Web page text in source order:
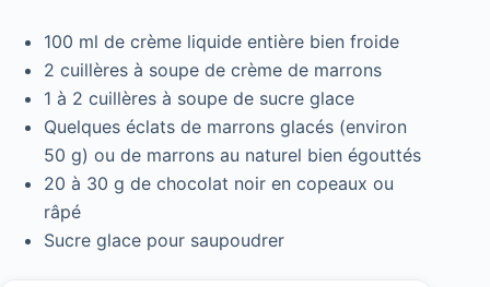
100 ml de crème liquide entière bien froide
2 cuillères à soupe de crème de marrons
1 à 2 cuillères à soupe de sucre glace
Quelques éclats de marrons glacés (environ
50 g) ou de marrons au naturel bien égouttés
20 à 30 g de chocolat noir en copeaux ou
râpé
Sucre glace pour saupoudrer